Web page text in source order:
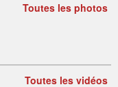
Toutes les photos
Toutes les vidéos